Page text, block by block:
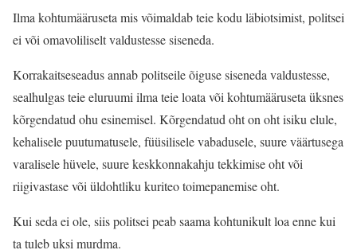
Ilma kohtumääruseta mis võimaldab teie kodu läbiotsimist, politsei
ei või omavoliliselt valdustesse siseneda.
Korrakaitseseadus annab politseile õiguse siseneda valdustesse,
sealhulgas teie eluruumi ilma teie loata või kohtumääruseta üksnes
kõrgendatud ohu esinemisel. Kõrgendatud oht on oht isiku elule,
kehalisele puutumatusele, füüsilisele vabadusele, suure väärtusega
varalisele hüvele, suure keskkonnakahju tekkimise oht või
riigivastase või üldohtliku kuriteo toimepanemise oht.
Kui seda ei ole, siis politsei peab saama kohtunikult loa enne kui
ta tuleb uksi murdma.